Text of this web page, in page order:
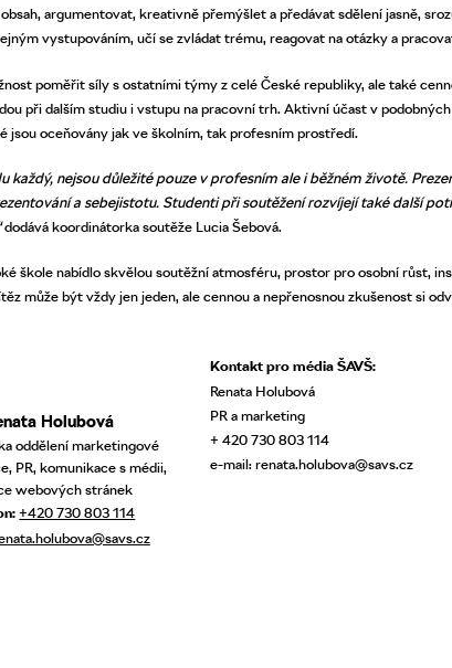
argumentovat, kreativně přemýšlet a předávat sdělení jasně,
vystupováním, učí se zvládat trému, reagovat na otázky a
poměřit síly s ostatními týmy z celé České republiky, ale také
při dalším studiu i vstupu na pracovní trh. Aktivní účast v
jsou oceňovány jak ve školním, tak profesním prostředí.
každý, nejsou důležité pouze v profesním alei běžném životě.
a sebejistotu. Studenti při soutěžení rozvíjejí také další
dodává koordinátorka soutěže Lucia Šebová.
škole nabídlo skvělou soutěžní atmosféru, prostor pro osobní růst,
může být vždy jen jeden, ale cennou a nepřenosnou zkušenost si
Holubová
oddělení marketingové
PR, komunikace s médii,
webových stránek
+420 730 803 114
Kontakt pro média ŠAVŠ:
Renata Holubová
PR a marketing
+ 420 730 803 114
e-mail: renata.holubova@savs.cz